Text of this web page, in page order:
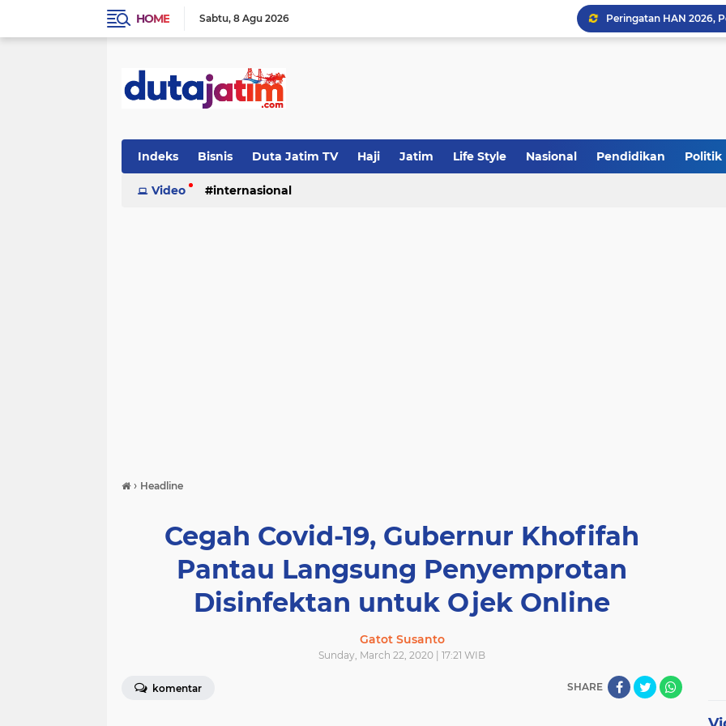
HOME Sabtu 8 Agu 2026
Sinergi Fiskal Moneter:
JakOne Mobile Antar
Indeks Bisnis Duta Jatim TV Haji Jatim Life Style Nasional Pendidikan Politik
Video internasional
› Headline
Cegah Covid-19, Gubernur Khofifah
Pantau Langsung Penyemprotan
Disinfektan untuk Ojek Online
Gatot Susanto
Sunday, March 22, 2020 | 17:21 WIB
komentar SHARE